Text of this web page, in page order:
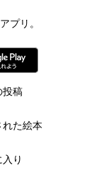
プリ。
投稿
れた絵本
入り